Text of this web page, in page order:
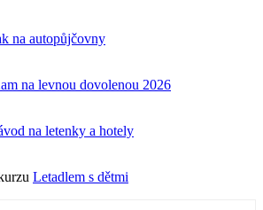
na autopůjčovny
na levnou dovolenou 2026
na letenky a hotely
Letadlem s dětmi